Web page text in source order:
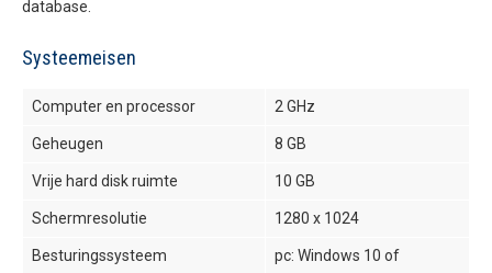
database.
Systeemeisen
Computer en processor 2 GHz
Geheugen 8 GB
Vrije hard disk ruimte 10 GB
Schermresolutie 1280 x 1024
Besturingssysteem
pc: Windows 10 of